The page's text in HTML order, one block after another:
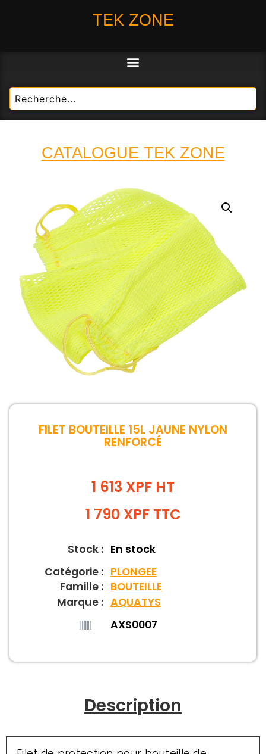
TEK ZONE
CATALOGUE TEK ZONE
FILET BOUTEILLE 15L JAUNE NYLON
RENFORCÉ
1 613 XPF HT
1 790 XPFTTC
Stock : En stock
Catégorie : PLONGEE
Famille : BOUTEILLE
Marque : AQUATYS
AXS0007
Description